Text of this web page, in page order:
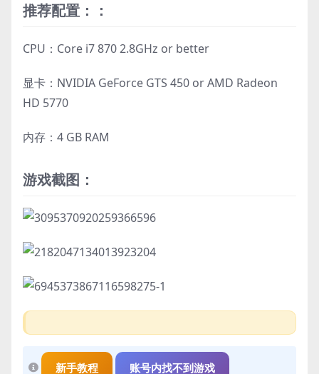
推荐配置：：
CPU：Core i7 870 2.8GHz or better
显卡：NVIDIA GeForce GTS 450 or AMD Radeon
HD 5770
内存：4 GB RAM
游戏截图：
新手教程 账号内找不到游戏